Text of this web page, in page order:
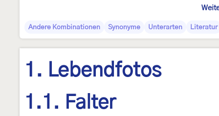
Andere Kombinationen Synonyme Unterarten Literatur
1. Lebendfotos
1.1. Falter